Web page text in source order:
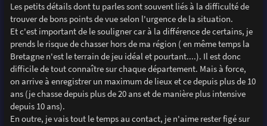
Les petits détails dont tu parles sont souvent liés à la difficulté de
trouver de bons points de vue selon l'urgence de la situation.
Et c'est important de le souligner car à la différence de certains, je
prends le risque de chasser hors de ma région ( en même temps la
Bretagne n'est le terrain de jeu idéal et pourtant....). Il est donc
difficile de tout connaître sur chaque département. Mais à force,
on arrive à enregistrer un maximum de lieux et ce depuis plus de 10
ans (je chasse depuis plus de 20 ans et de manière plus intensive
depuis 10 ans).
En outre, je vais tout le temps au contact, je n'aime rester figé sur